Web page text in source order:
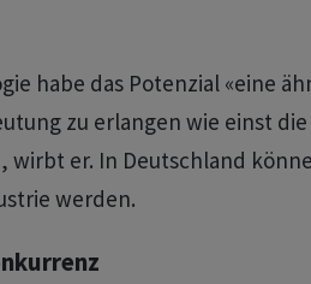
habe das Potenzial «eine
zu erlangen wie einst die
wirbt er. In Deutschland
werden.